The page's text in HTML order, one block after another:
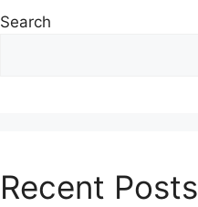
Search
Recent Posts